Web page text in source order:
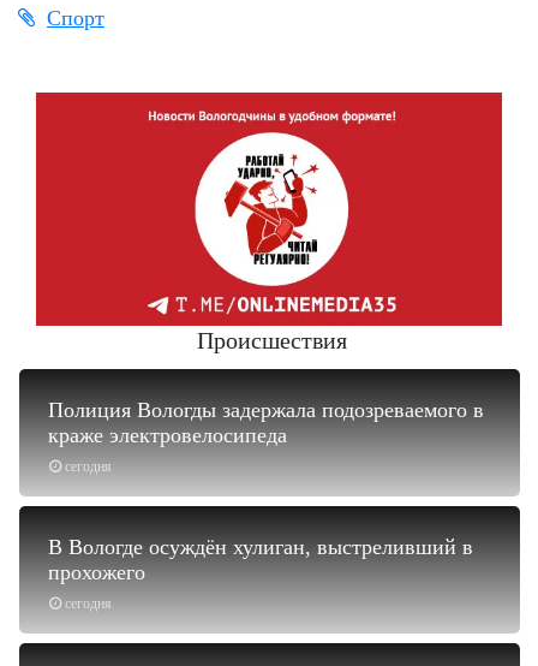
Спорт
Происшествия
сегодня
Полиция Вологды задержала подозреваемого в
краже электровелосипеда
сегодня
В Вологде осуждён хулиган, выстреливший в
прохожего